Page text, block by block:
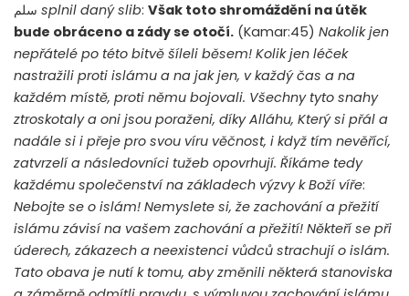
splnil daný slib: Však toto shromáždění na útěk
bude obráceno a zády se otočí. (Kamar:45) Nakolik jen
nepřátelé po této bitvě šíleli běsem! Kolik jen léček
nastražili proti islámu a na jak jen, v každý čas a na
každém místě, proti němu bojovali. Všechny tyto snahy
ztroskotaly a oni jsou poraženi, díky Alláhu, Který si přál a
nadále si i přeje pro svou víru věčnost, i když tím nevěřící,
zatvrzelí a následovníci tužeb opovrhují. Říkáme tedy
každému společenství na základech výzvy k Boží víře:
Nebojte se o islám! Nemyslete si, že zachování a přežití
islámu závisí na vašem zachování a přežití! Někteří se při
úderech, zákazech a neexistenci vůdců strachují o islám.
Tato obava je nutí k tomu, aby změnili některá stanoviska